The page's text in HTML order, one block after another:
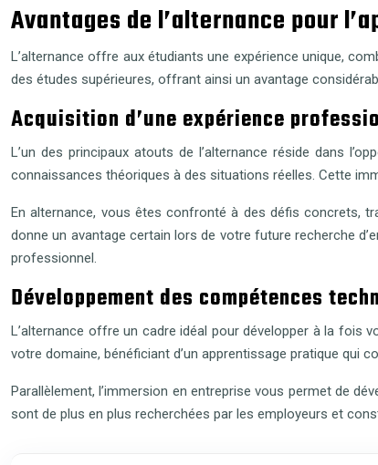
Avantages de l’alternance pour
L’alternance offre aux étudiants une expérience unique,
des études supérieures, offrant ainsi un avantage
Acquisition d’une expérience
L’un des principaux atouts de l’alternance réside dans
connaissances théoriques à des situations réelles. Cette
En alternance, vous êtes confronté à des défis concrets,
donne un avantage certain lors de votre future recherche
professionnel.
Développement des compétences
L’alternance offre un cadre idéal pour développer à la fois
votre domaine, bénéficiant d’un apprentissage pratique qui
Parallèlement, l’immersion en entreprise vous permet de
sont de plus en plus recherchées par les employeurs et